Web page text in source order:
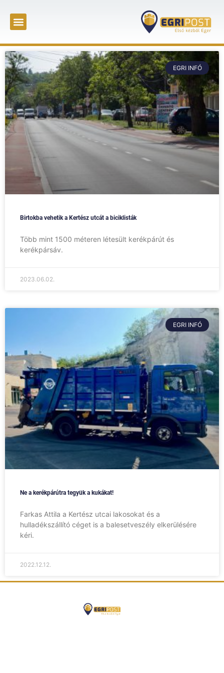
EGRI INFÓ
Birtokba vehetik a Kertész utcát a biciklisták
Több mint 1500 méteren létesült kerékpárút és
kerékpársáv.
2023.06.02.
EGRI INFÓ
Ne a kerékpárútra tegyük a kukákat!
Farkas Attila a Kertész utcai lakosokat és a
hulladékszállító céget is a balesetveszély elkerülésére
kéri.
2022.12.12.